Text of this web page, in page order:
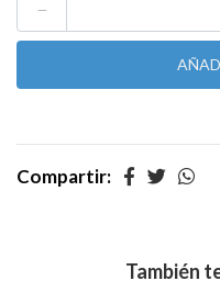
Compartir:
También